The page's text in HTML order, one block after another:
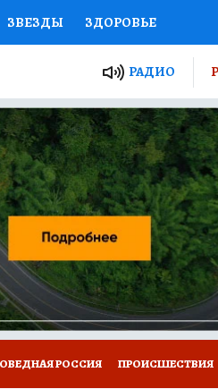
ЗВЕЗДЫ ЗДОРОВЬЕ
ПРОЕКТЫ РОССИИ
СЕКРЕТЫ
ДЕФИЦИТ ЖЕЛЕЗА ТУРИЗМ
ГИД ПОТРЕБИТЕЛЯ
РАДИО
РОССИЯ ПРОИСШЕСТВИЯ